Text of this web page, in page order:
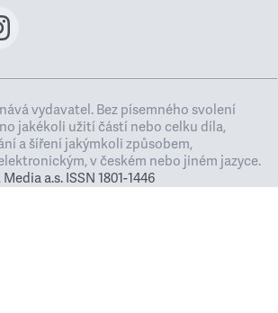
vydavatel. Bez písemného svolení
jakékoli užití částí nebo celku díla,
a šíření jakýmkoli způsobem,
v českém nebo jiném jazyce.
a.s. ISSN 1801-1446